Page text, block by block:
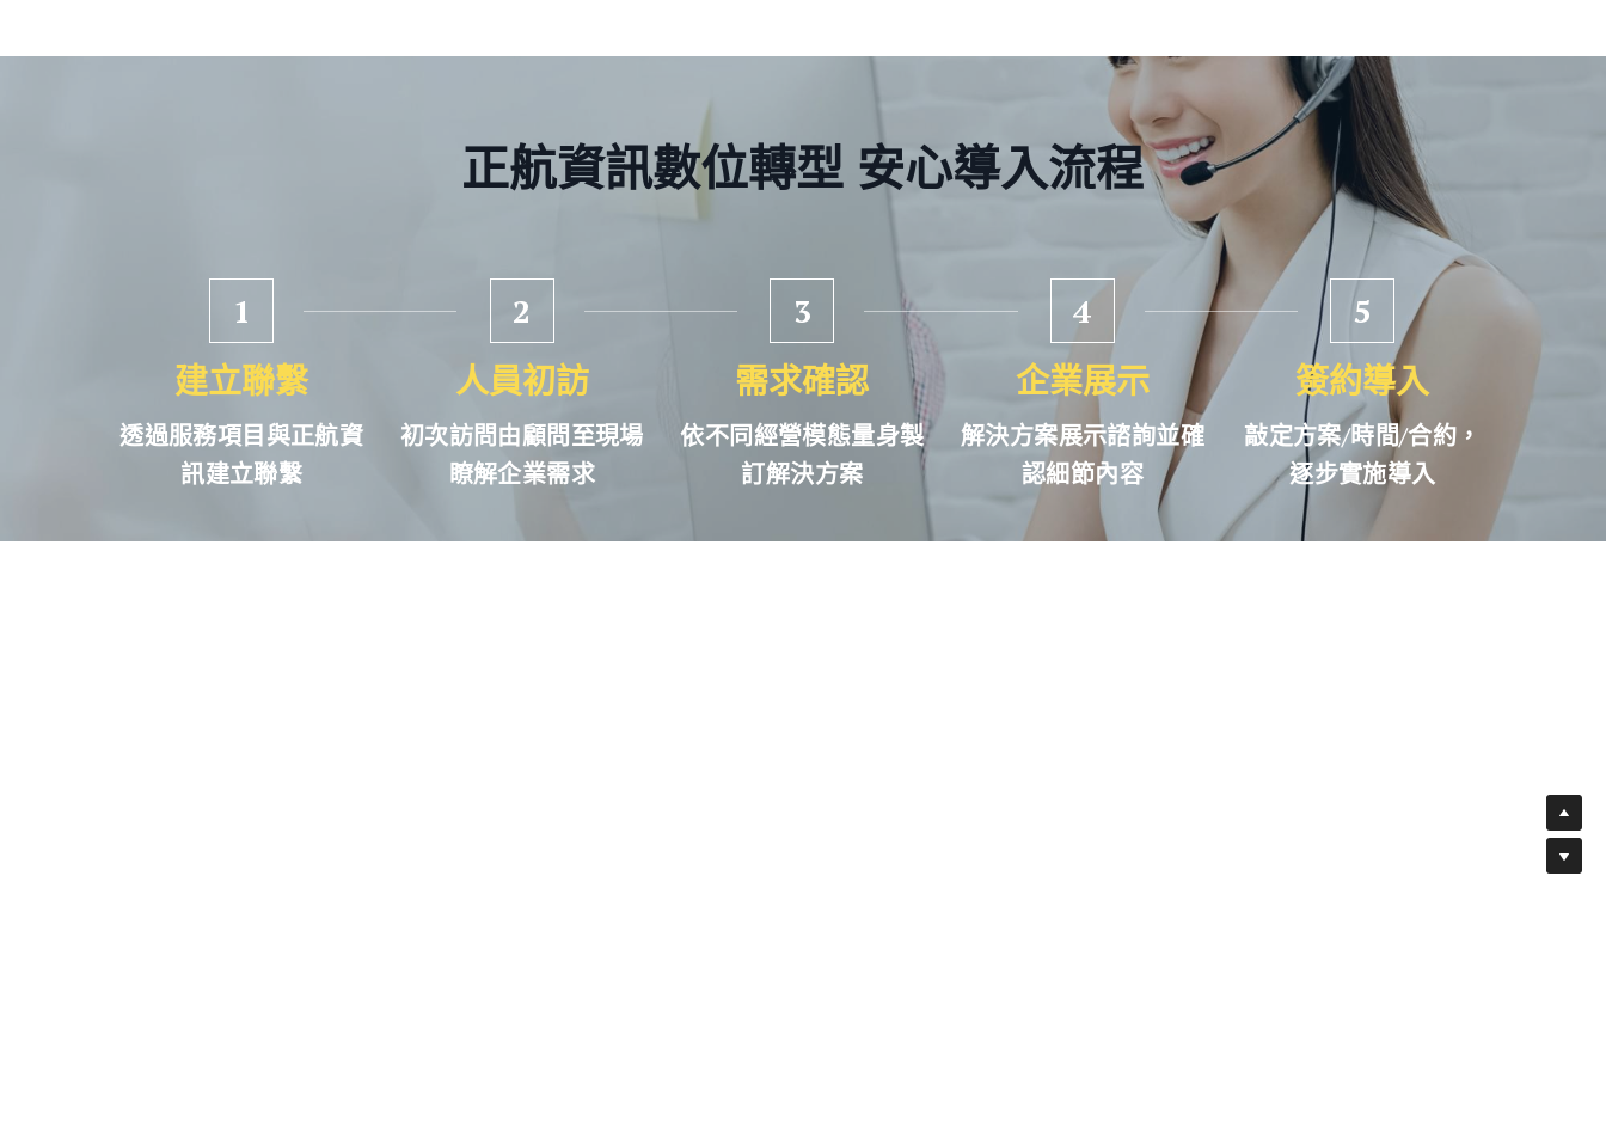
正航資訊數位轉型 安心導入流程
1
建立聯繫
透過服務項目與正航資
訊建立聯繫
2
人員初訪
初次訪問由顧問至現場
瞭解企業需求
3
需求確認
依不同經營模態量身製
訂解決方案
4
企業展示
解決方案展示諮詢並確
認細節內容
5
簽約導入
敲定方案/時間/合約，
逐步實施導入